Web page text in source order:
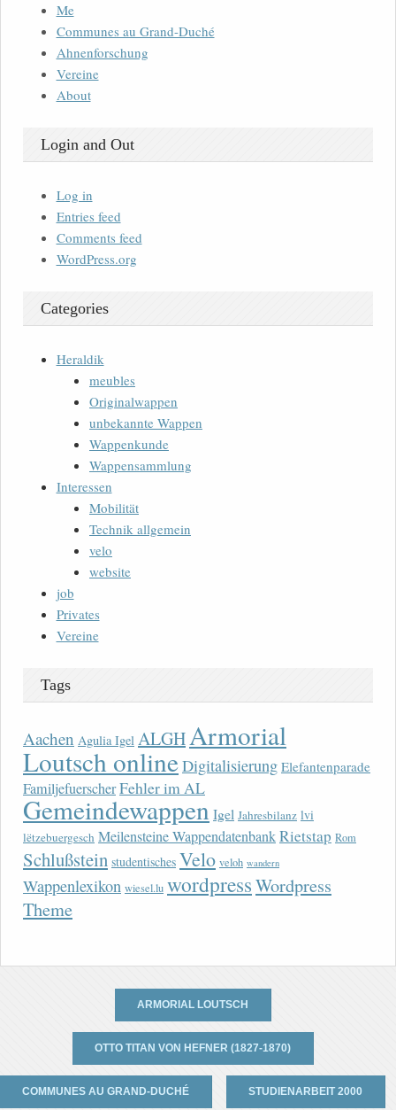
Me
Communes au Grand-Duché
Ahnenforschung
Vereine
About
Login and Out
Log in
Entries feed
Comments feed
WordPress.org
Categories
Heraldik
meubles
Originalwappen
unbekannte Wappen
Wappenkunde
Wappensammlung
Interessen
Mobilität
Technik allgemein
velo
website
job
Privates
Vereine
Tags
Aachen Agulia Igel ALGHArmorial
Loutsch onlineDigitalisierung Elefantenparade
FamiljefuerscherFehler im AL
Gemeindewappen Igel Jahresbilanz lvi
lëtzebuergesch Meilensteine WappendatenbankRietstap Rom
Schlußstein studentisches Velo veloh wandern
Wappenlexikon wiesel.lu wordpressWordpress
Theme
ARMORIAL LOUTSCH
OTTO TITAN VON HEFNER (1827-1870)
COMMUNES AU GRAND-DUCHÉ STUDIENARBEIT 2000